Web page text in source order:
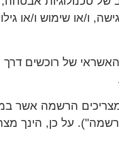
ו/או שימוש ו/או
האשראי של
הרשמה אשר
על כן, הינך